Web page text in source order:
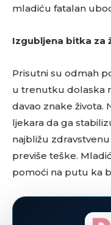
mladiću fatalan
Izgubljena bitka za
Prisutni su odmah
u trenutku dolaska
davao znake života.
ljekara da ga
najbližu
previše teške.
pomoći na putu ka